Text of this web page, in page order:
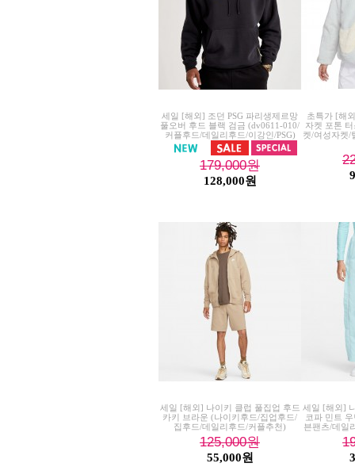
세일 [해외] 조던 PSG 파리생제르망
풀오버 후드 블랙 검금 (dv0611-010/
커플후드/데일리후드/이강인/PSG)
179,000원
128,000원
초특가 [해
자켓 포톤
켓/여성자켓/
세일 [해외] 나이키 클럽 풀집업 후드
카키 브라운 (나이키후드/집업후드/
집후드/데일리후드/커플추천)
125,000원
55,000원
세일 [해외]
코파 민트
븐팬츠/데일